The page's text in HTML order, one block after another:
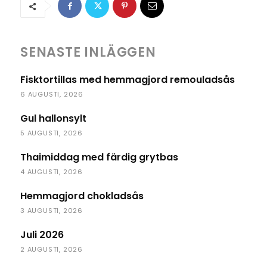
SENASTE INLÄGGEN
Fisktortillas med hemmagjord remouladsås
6 AUGUSTI, 2026
Gul hallonsylt
5 AUGUSTI, 2026
Thaimiddag med färdig grytbas
4 AUGUSTI, 2026
Hemmagjord chokladsås
3 AUGUSTI, 2026
Juli 2026
2 AUGUSTI, 2026